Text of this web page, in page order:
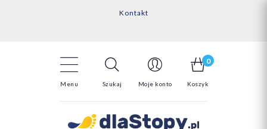
Kontakt
14 Dni na darmowy zwrot*
Menu Szukaj Moje konto
0
Koszyk